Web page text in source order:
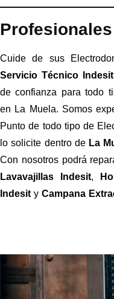
Profesionales
Cuide de sus
Servicio Técnico
de confianza para todo
en La Muela. Somos
Punto de todo tipo de
lo solicite dentro de La
Con nosotros podrá
Lavavajillas Indesit,
Indesit y Campana